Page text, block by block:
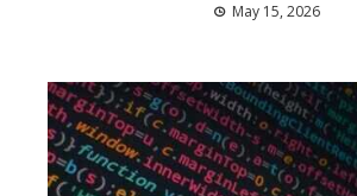
May 15, 2026